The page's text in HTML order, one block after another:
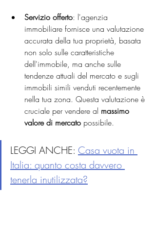
Servizio offerto: l'agenzia
immobiliare fornisce una valutazione
accurata della tua proprietà, basata
non solo sulle caratteristiche
dell'immobile, ma anche sulle
tendenze attuali del mercato e sugli
immobili simili venduti recentemente
nella tua zona. Questa valutazione è
cruciale per vendere al massimo
valore di mercato possibile.
LEGGI ANCHE: Casa vuota in
Italia: quanto costa davvero
tenerla inutilizzata?